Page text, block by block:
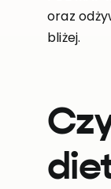
oraz
bliżej.